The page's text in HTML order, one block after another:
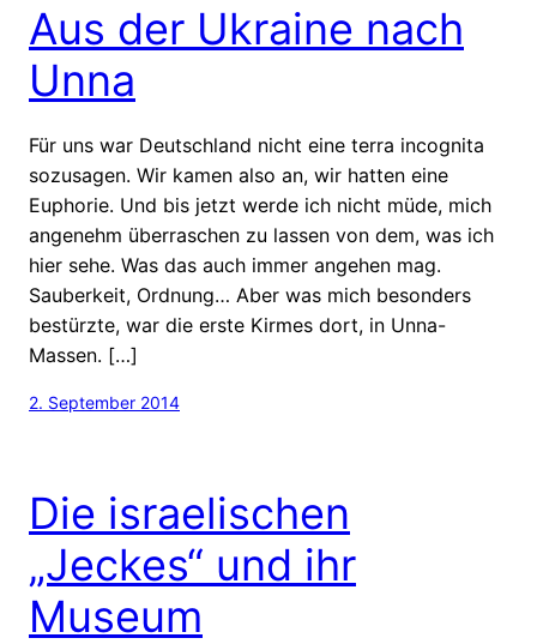
Aus der Ukraine nach
Unna
Für uns war Deutschland nicht eine terra incognita
sozusagen. Wir kamen also an, wir hatten eine
Euphorie. Und bis jetzt werde ich nicht müde, mich
angenehm überraschen zu lassen von dem, was ich
hier sehe. Was das auch immer angehen mag.
Sauberkeit, Ordnung… Aber was mich besonders
bestürzte, war die erste Kirmes dort, in Unna-
Massen. […]
2. September 2014
Die israelischen
„Jeckes“ und ihr
Museum